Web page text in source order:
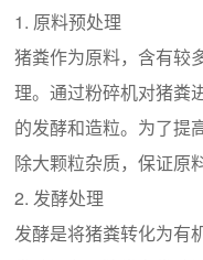
1. 原料预处理
猪粪作为原料，含有较
理。通过粉碎机对猪粪
的发酵和造粒。为了提
除大颗粒杂质，保证原
2. 发酵处理
发酵是将猪粪转化为有